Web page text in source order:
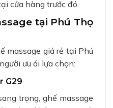
cửa hàng trước đó.
tại Phú Thọ
massage giá rẻ tại Phú
ưu ái lựa chọn:
G29
trọng, ghế massage